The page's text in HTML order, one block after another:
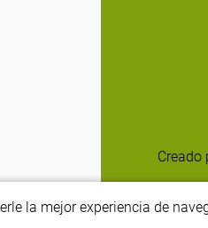
Creado
la mejor experiencia de